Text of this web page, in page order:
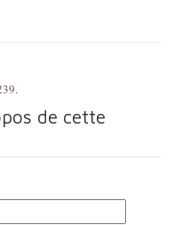
de cette